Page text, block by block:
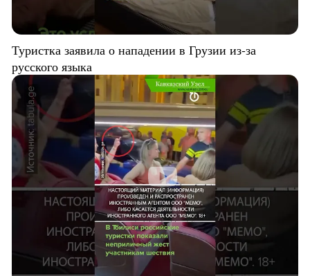
Туристка заявила о нападении в Грузии из-за
русского языка